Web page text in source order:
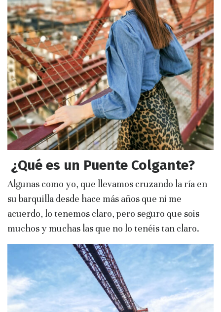
¿Qué es un Puente Colgante?
Algunas como yo, que llevamos cruzando la ría en
su barquilla desde hace más años que ni me
acuerdo, lo tenemos claro, pero seguro que sois
muchos y muchas las que no lo tenéis tan claro.